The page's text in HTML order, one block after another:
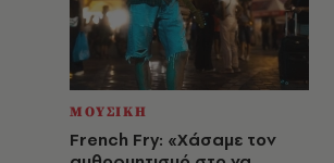
ΜΟΥΣΙΚΗ
French Fry: «Χάσαμε τον